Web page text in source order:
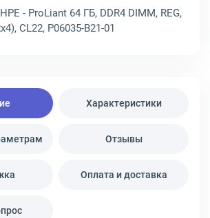
- ProLiant 64 ГБ, DDR4 DIMM, REG,
CL22, P06035-B21-01
Характеристики
Отзывы
Оплата и доставка